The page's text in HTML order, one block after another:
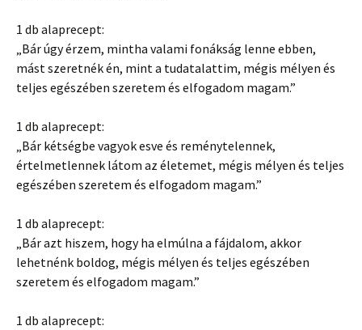
1 db alaprecept:
„Bár úgy érzem, mintha valami fonákság lenne ebben,
mást szeretnék én, mint a tudatalattim, mégis mélyen és
teljes egészében szeretem és elfogadom magam.”
1 db alaprecept:
„Bár kétségbe vagyok esve és reménytelennek,
értelmetlennek látom az életemet, mégis mélyen és teljes
egészében szeretem és elfogadom magam.”
1 db alaprecept:
„Bár azt hiszem, hogy ha elmúlna a fájdalom, akkor
lehetnénk boldog, mégis mélyen és teljes egészében
szeretem és elfogadom magam.”
1 db alaprecept: